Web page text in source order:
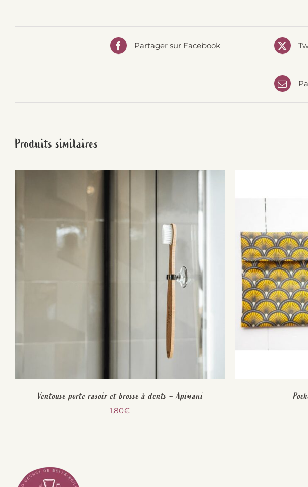
Partager sur Facebook
Produits similaires
Ventouse porte rasoir et brosse à dents – Apimani
1,80€